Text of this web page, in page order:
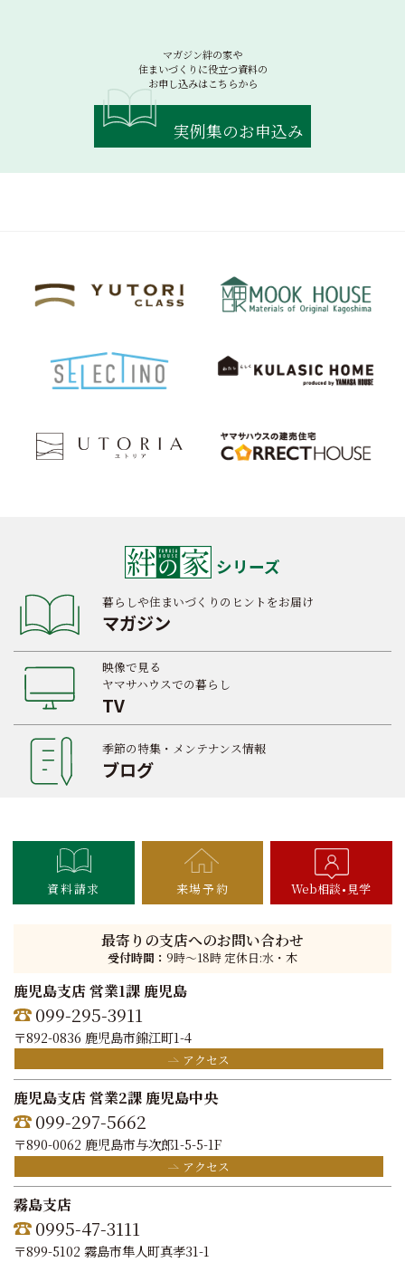
マガジン絆の家や
住まいづくりに役立つ資料の
お申し込みはこちらから
実例集のお申込み
シリーズ
暮らしや住まいづくりのヒントをお届け
マガジン
映像で見る
ヤマサハウスでの暮らし
TV
季節の特集・メンテナンス情報
ブログ
資料請求 来場予約 Web相談 見学
最寄りの支店へのお問い合わせ
受付時間： 9時〜18時 定休日:水・木
鹿児島支店 営業1課 鹿児島
099-295-3911
〒892-0836 鹿児島市錦江町1-4
アクセス
鹿児島支店 営業2課 鹿児島中央
099-297-5662
〒890-0062 鹿児島市与次郎1-5-5-1F
アクセス
霧島支店
0995-47-3111
〒899-5102 霧島市隼人町真孝31-1